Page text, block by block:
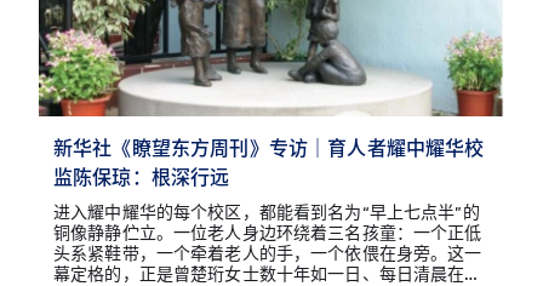
新华社《瞭望东方周刊》专访｜育人者耀中耀华校
监陈保琼：根深行远
进入耀中耀华的每个校区，都能看到名为“早上七点半”的
铜像静静伫立。一位老人身边环绕着三名孩童：一个正低
头系紧鞋带，一个牵着老人的手，一个依偎在身旁。这一
幕定格的，正是曾楚珩女士数十年如一日、每日清晨在校